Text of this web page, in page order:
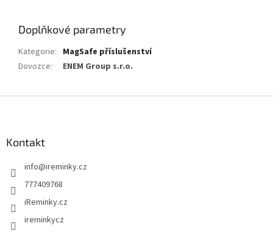
Doplňkové parametry
Kategorie: MagSafe příslušenství
Dovozce: ENEM Group s.r.o.
Kontakt
info@ireminky.cz
777409768
iReminky.cz
ireminkycz